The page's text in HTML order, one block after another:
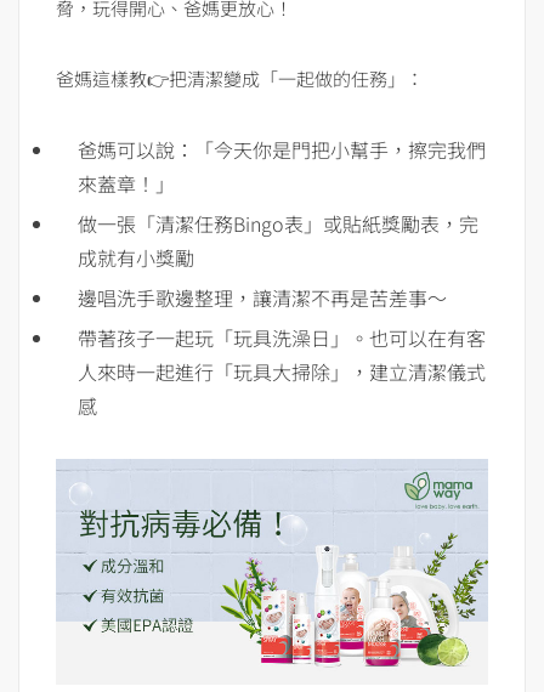
脅，玩得開心、爸媽更放心！
爸媽這樣教👉把清潔變成「一起做的任務」：
爸媽可以說：「今天你是門把小幫手，擦完我們
來蓋章！」
做一張「清潔任務Bingo表」或貼紙獎勵表，完
成就有小獎勵
邊唱洗手歌邊整理，讓清潔不再是苦差事～
帶著孩子一起玩「玩具洗澡日」。也可以在有客
人來時一起進行「玩具大掃除」，建立清潔儀式
感